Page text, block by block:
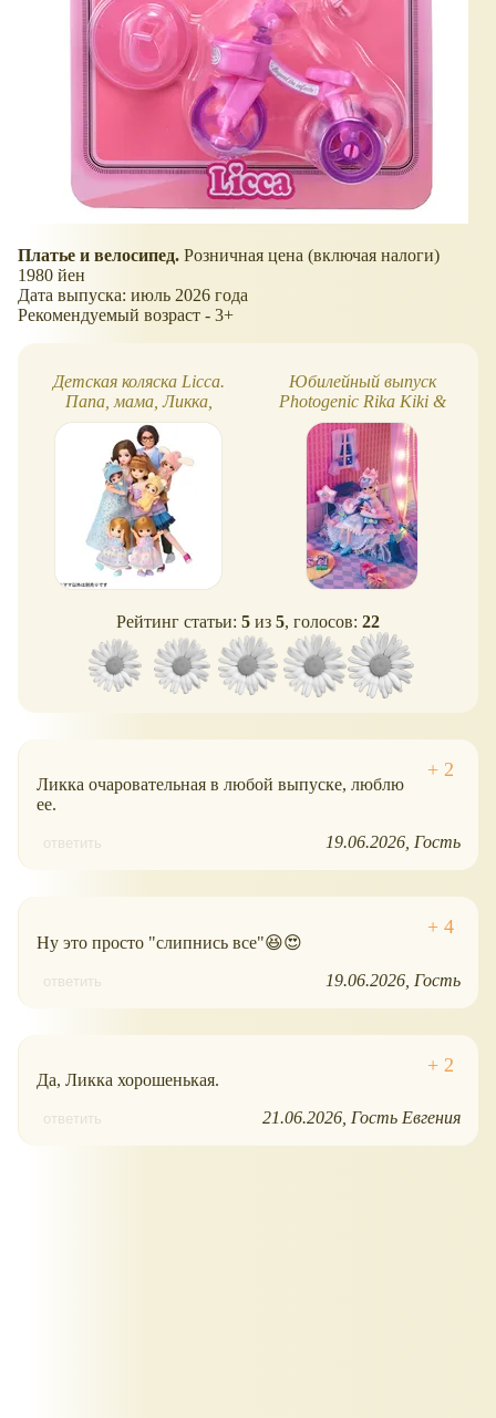
Платье и велосипед. Розничная цена (включая налоги)
1980 йен
Дата выпуска: июль 2026 года
Рекомендуемый возраст - 3+
Детская коляска Licca.
Папа, мама, Ликка,
также малыши и
тройняшки
Юбилейный выпуск
Photogenic Rika Kiki &
Lala 50th Anniversary Style
Рейтинг статьи: 5 из 5, голосов: 22
Ликка очаровательная в любой выпуске, люблю
ее.
ответить 19.06.2026 Гость
Ну это просто "слипнись все"😆😍
ответить 19.06.2026 Гость
Да, Ликка хорошенькая.
ответить 21.06.2026 Гость Евгения